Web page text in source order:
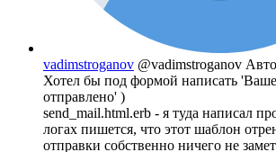
vadimstroganov @vadimstroganov
Хотел бы под формой написать
отправлено' )
send_mail.html.erb - я туда написал
логах пишется, что этот шаблон
отправки собственно ничего не